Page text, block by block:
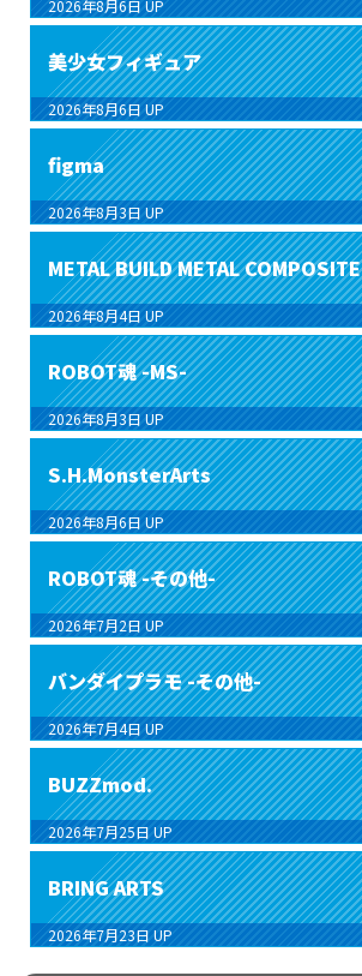
2026年8月6日 UP
美少女フィギュア
2026年8月6日 UP
figma
2026年8月3日 UP
METAL BUILD METAL COMPOSITE
2026年8月4日 UP
ROBOT魂 -MS-
2026年8月3日 UP
S.H.MonsterArts
2026年8月6日 UP
ROBOT魂 -その他-
2026年7月2日 UP
バンダイプラモ -その他-
2026年7月4日 UP
BUZZmod.
2026年7月25日 UP
BRING ARTS
2026年7月23日 UP